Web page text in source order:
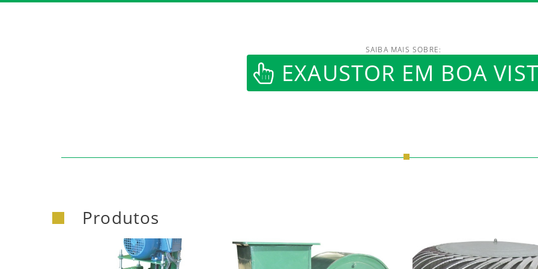
https://www.luftmaxi.com.br/
SAIBA MAIS SOBRE:
EXAUSTOR EM BOA
Produtos